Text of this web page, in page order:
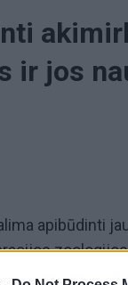
ir jos
apibūdinti